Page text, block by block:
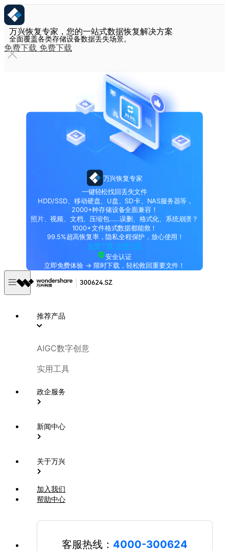
万兴恢复专家，您的一站式数据恢复解决方案
全面覆盖各类存储设备数据丢失场景。
免费下载 免费下载
万兴恢复专家
一键轻松找回丢失文件
HDD/SSD、移动硬盘、U盘、SD卡、NAS服务器等，
2000+种存储设备全面兼容！
照片、视频、文档、压缩包……误删、格式化、系统崩溃？
1000+文件格式数据都能救！
99.5%超高恢复率，隐私全程保护，放心使用！
免费下载 免费下载
安全认证
立即免费体验 → 限时下载，轻松救回重要文件！
推荐产品
AIGC数字创意
实用工具
政企服务
新闻中心
关于万兴
加入我们
帮助中心
客服热线： 4000-300624